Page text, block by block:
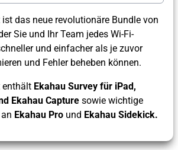
das neue revolutionäre Bundle von
Sie und Ihr Team jedes Wi-Fi-
und einfacher als je zuvor
und Fehler beheben können.
enthält Ekahau Survey für iPad,
Ekahau Capture sowie wichtige
Ekahau Pro und Ekahau Sidekick.